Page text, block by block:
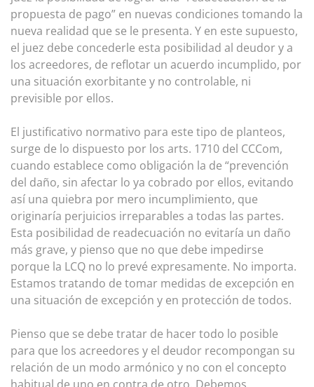
propuesta de pago” en nuevas condiciones tomando la
nueva realidad que se le presenta. Y en este supuesto,
el juez debe concederle esta posibilidad al deudor y a
los acreedores, de reflotar un acuerdo incumplido, por
una situación exorbitante y no controlable, ni
previsible por ellos.
El justificativo normativo para este tipo de planteos,
surge de lo dispuesto por los arts. 1710 del CCCom,
cuando establece como obligación la de “prevención
del daño, sin afectar lo ya cobrado por ellos, evitando
así una quiebra por mero incumplimiento, que
originaría perjuicios irreparables a todas las partes.
Esta posibilidad de readecuación no evitaría un daño
más grave, y pienso que no que debe impedirse
porque la LCQ no lo prevé expresamente. No importa.
Estamos tratando de tomar medidas de excepción en
una situación de excepción y en protección de todos.
Pienso que se debe tratar de hacer todo lo posible
para que los acreedores y el deudor recompongan su
relación de un modo armónico y no con el concepto